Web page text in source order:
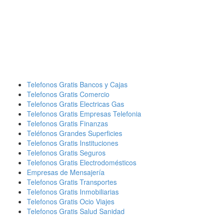
Telefonos Gratis Bancos y Cajas
Telefonos Gratis Comercio
Telefonos Gratis Electricas Gas
Telefonos Gratis Empresas Telefonia
Telefonos Gratis Finanzas
Teléfonos Grandes Superficies
Telefonos Gratis Instituciones
Telefonos Gratis Seguros
Telefonos Gratis Electrodomésticos
Empresas de Mensajería
Telefonos Gratis Transportes
Telefonos Gratis Inmobiliarias
Telefonos Gratis Ocio Viajes
Telefonos Gratis Salud Sanidad